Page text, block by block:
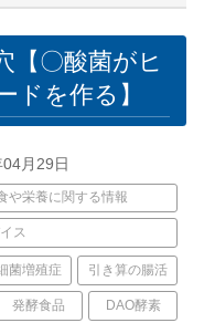
【〇酸菌がヒ
ドを作る】
月29日
や栄養に関する情報
ス
菌増殖症 引き算の腸活
発酵食品 DAO酵素